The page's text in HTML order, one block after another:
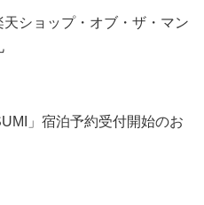
天ショップ・オブ・ザ・マン
」宿泊予約受付開始のお